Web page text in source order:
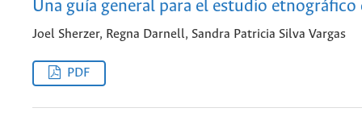
Una guía general para el estudio etnográfico
Joel Sherzer, Regna Darnell, Sandra Patricia Silva Vargas
PDF